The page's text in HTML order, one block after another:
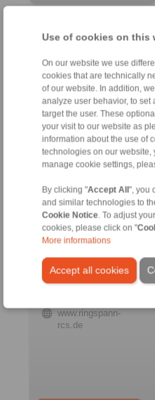
Use of cookies on this
On our website we use
cookies that are technically
of our website. In addition,
analyze user behavior, to set
target the user. These
your visit to our website as
information about the use of
technologies on our website,
manage cookie settings,
By clicking "Accept All ", you
and similar technologies to
Cookie Notice. To adjust
cookies, please click on "
More informations
Accept all cookies
remoto
RINGSPANN RCS
GmbH
Address
+49 6172 67 68 50
info@ringspann-
www.ringspann-
rcs.de